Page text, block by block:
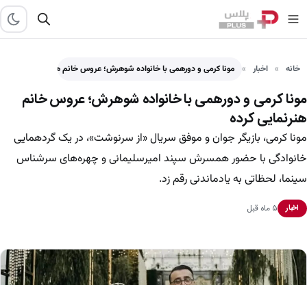
خانه اخبار مونا کرمی و دورهمی با خانواده شوهرش؛ عروس خانم هنرنمایی…
مونا کرمی و دورهمی با خانواده شوهرش؛ عروس خانم
هنرنمایی کرده
مونا کرمی، بازیگر جوان و موفق سریال «از سرنوشت»، در یک گردهمایی
خانوادگی با حضور همسرش سپند امیرسلیمانی و چهره‌های سرشناس
سینما، لحظاتی به یادماندنی رقم زد.
اخبار ۵ ماه قبل